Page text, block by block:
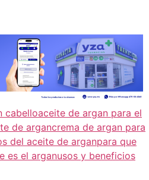
cabelloaceite de argan para el
de argancrema de argan para
del aceite de arganpara que
es el arganusos y beneficios